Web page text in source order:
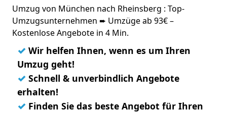
Umzug von München nach Rheinsberg : Top-
Umzugsunternehmen ➨ Umzüge ab 93€ –
Kostenlose Angebote in 4 Min.
✓ Wir helfen Ihnen, wenn es um Ihren
Umzug geht!
✓ Schnell & unverbindlich Angebote
erhalten!
✓ Finden Sie das beste Angebot für Ihren